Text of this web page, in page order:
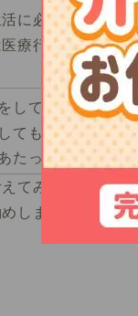
に必要とされる
医療行為かな？医
しているか？
ても、相手に怪
たって、医学的
てみるとよいで
します。